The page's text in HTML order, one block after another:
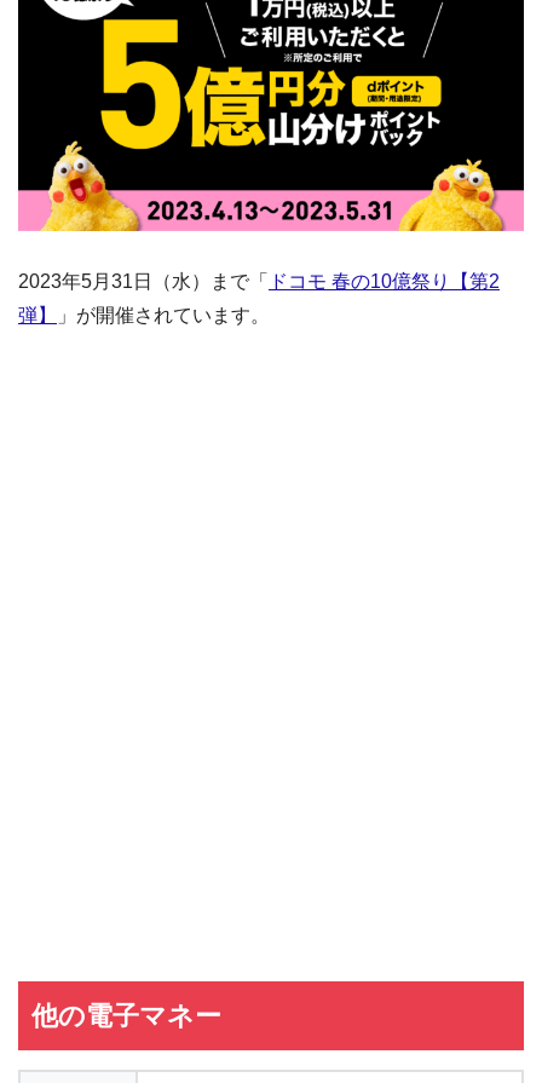
2023年5月31日（水）まで「
ドコモ 春の10億祭り【第2
弾】
」が開催されています。
他の電子マネー